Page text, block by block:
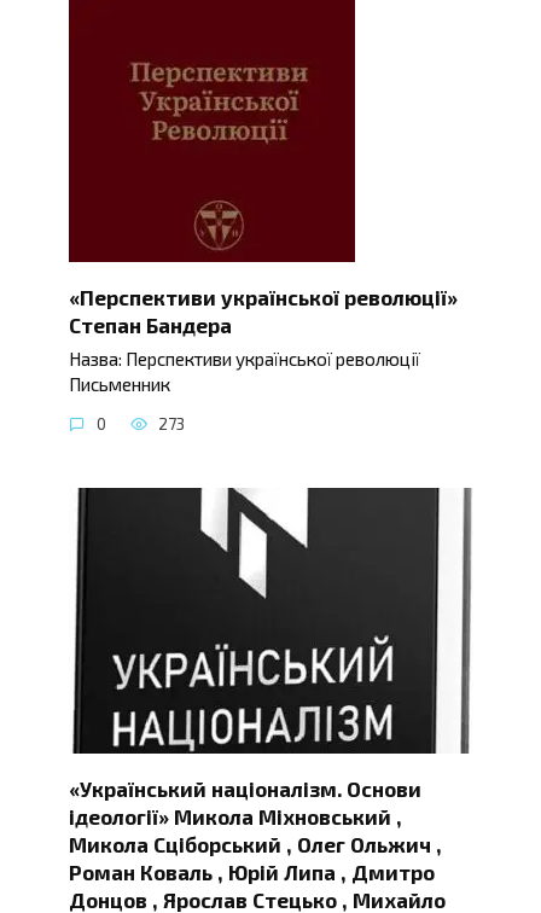
«Перспективи української революції»
Степан Бандера
Назва: Перспективи української революції
Письменник
0 273
«Український націоналізм. Основи
ідеології» Микола Міхновський ,
Микола Сціборський , Олег Ольжич ,
Роман Коваль , Юрій Липа , Дмитро
Донцов , Ярослав Стецько , Михайло